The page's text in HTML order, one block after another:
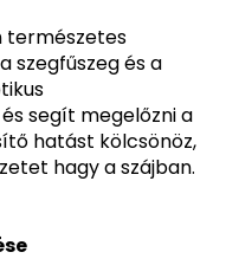
természetes
szegfűszeg és a
segít megelőzni a
hatást kölcsönöz,
hagy a szájban.